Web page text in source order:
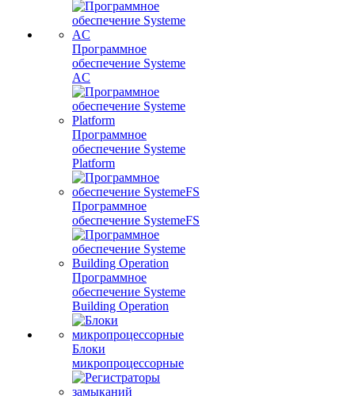
Программное
обеспечение Systeme
AC
Программное
обеспечение Systeme
Platform
Программное
обеспечение SystemeFS
Программное
обеспечение Systeme
Building Operation
Блоки
микропроцессорные